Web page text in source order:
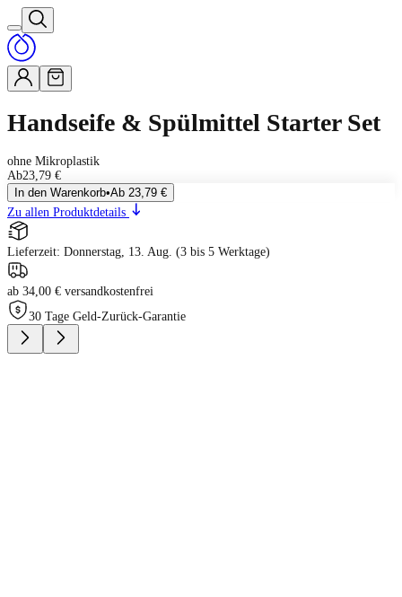
Handseife & Spülmittel Starter Set
ohne Mikroplastik
Ab23,79 €
In den Warenkorb•Ab 23,79 €
Zu allen Produktdetails
Lieferzeit: Donnerstag, 13. Aug. (3 bis 5 Werktage)
ab 34,00 € versandkostenfrei
30 Tage Geld-Zurück-Garantie